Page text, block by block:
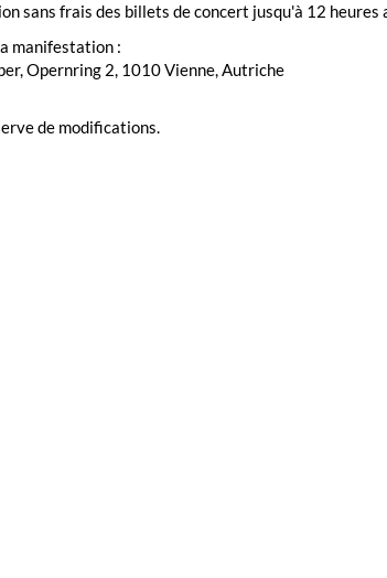
sans frais des billets de concert jusqu'à 12
manifestation :
Opernring 2, 1010 Vienne, Autriche
de modifications.